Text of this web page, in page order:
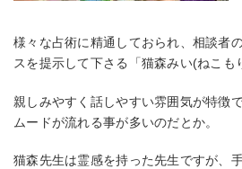
様々な占術に精通しておられ、相談者
スを提示して下さる「猫森みい(ねこも
親しみやすく話しやすい雰囲気が特徴
ムードが流れる事が多いのだとか。
猫森先生は霊感を持った先生ですが、